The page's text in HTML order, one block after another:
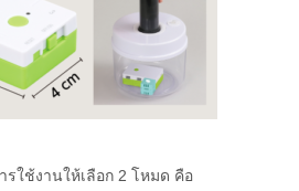
รใช้งานให้เลือก 2 โหมด คือ